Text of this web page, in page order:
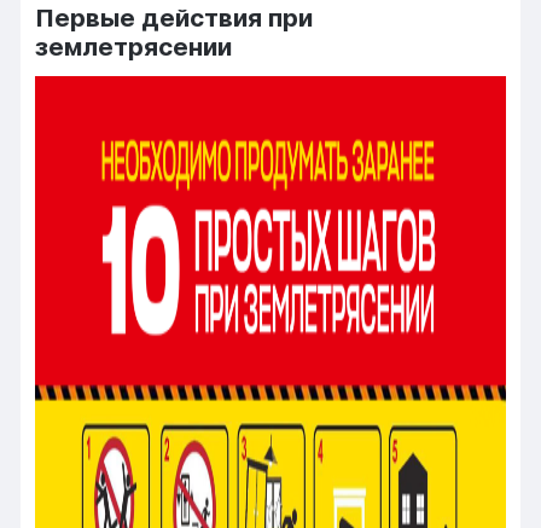
Первые действия при
землетрясении